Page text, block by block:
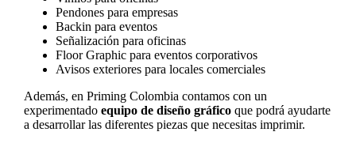
Pendones para empresas
Backin para eventos
Señalización para oficinas
Floor Graphic para eventos corporativos
Avisos exteriores para locales comerciales
Además, en Priming Colombia contamos con un
experimentado equipo de diseño gráficoque podrá ayudarte
a desarrollar las diferentes piezas que necesitas imprimir.